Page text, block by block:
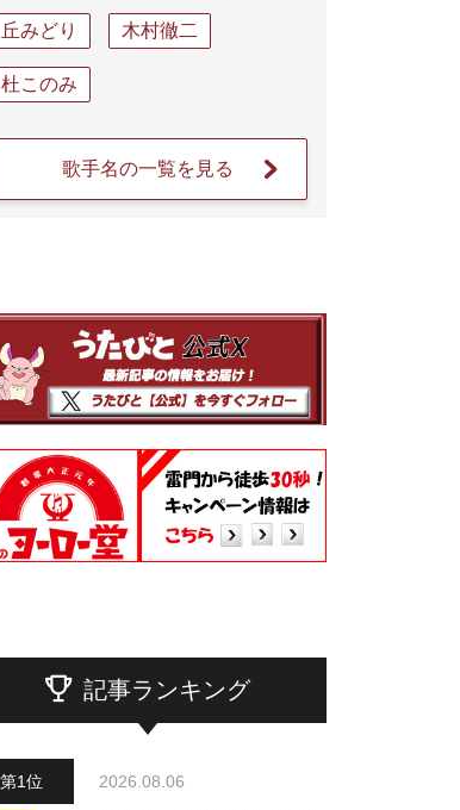
丘みどり 木村徹二
杜このみ
歌手名の一覧を見る
記事ランキング
2026.08.06